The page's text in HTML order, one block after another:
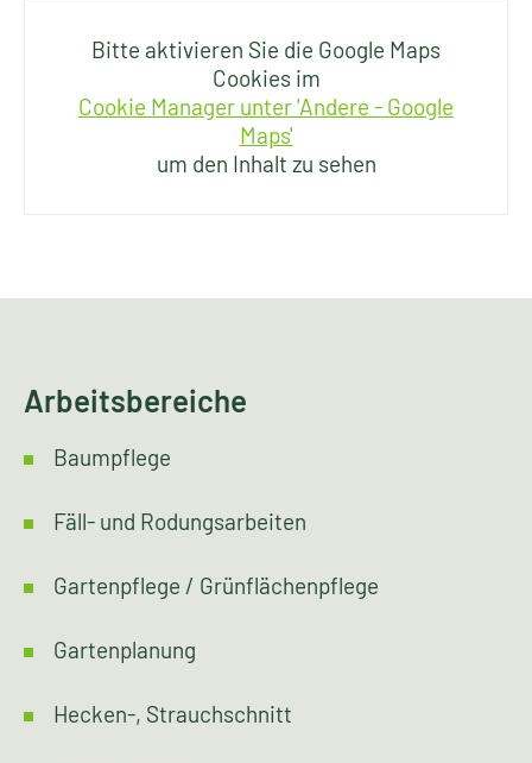
Bitte aktivieren Sie die Google Maps
Cookies im
Cookie Manager unter 'Andere - Google
Maps'
um den Inhalt zu sehen
Arbeitsbereiche
Baumpflege
Fäll- und Rodungsarbeiten
Gartenpflege / Grünflächenpflege
Gartenplanung
Hecken-, Strauchschnitt